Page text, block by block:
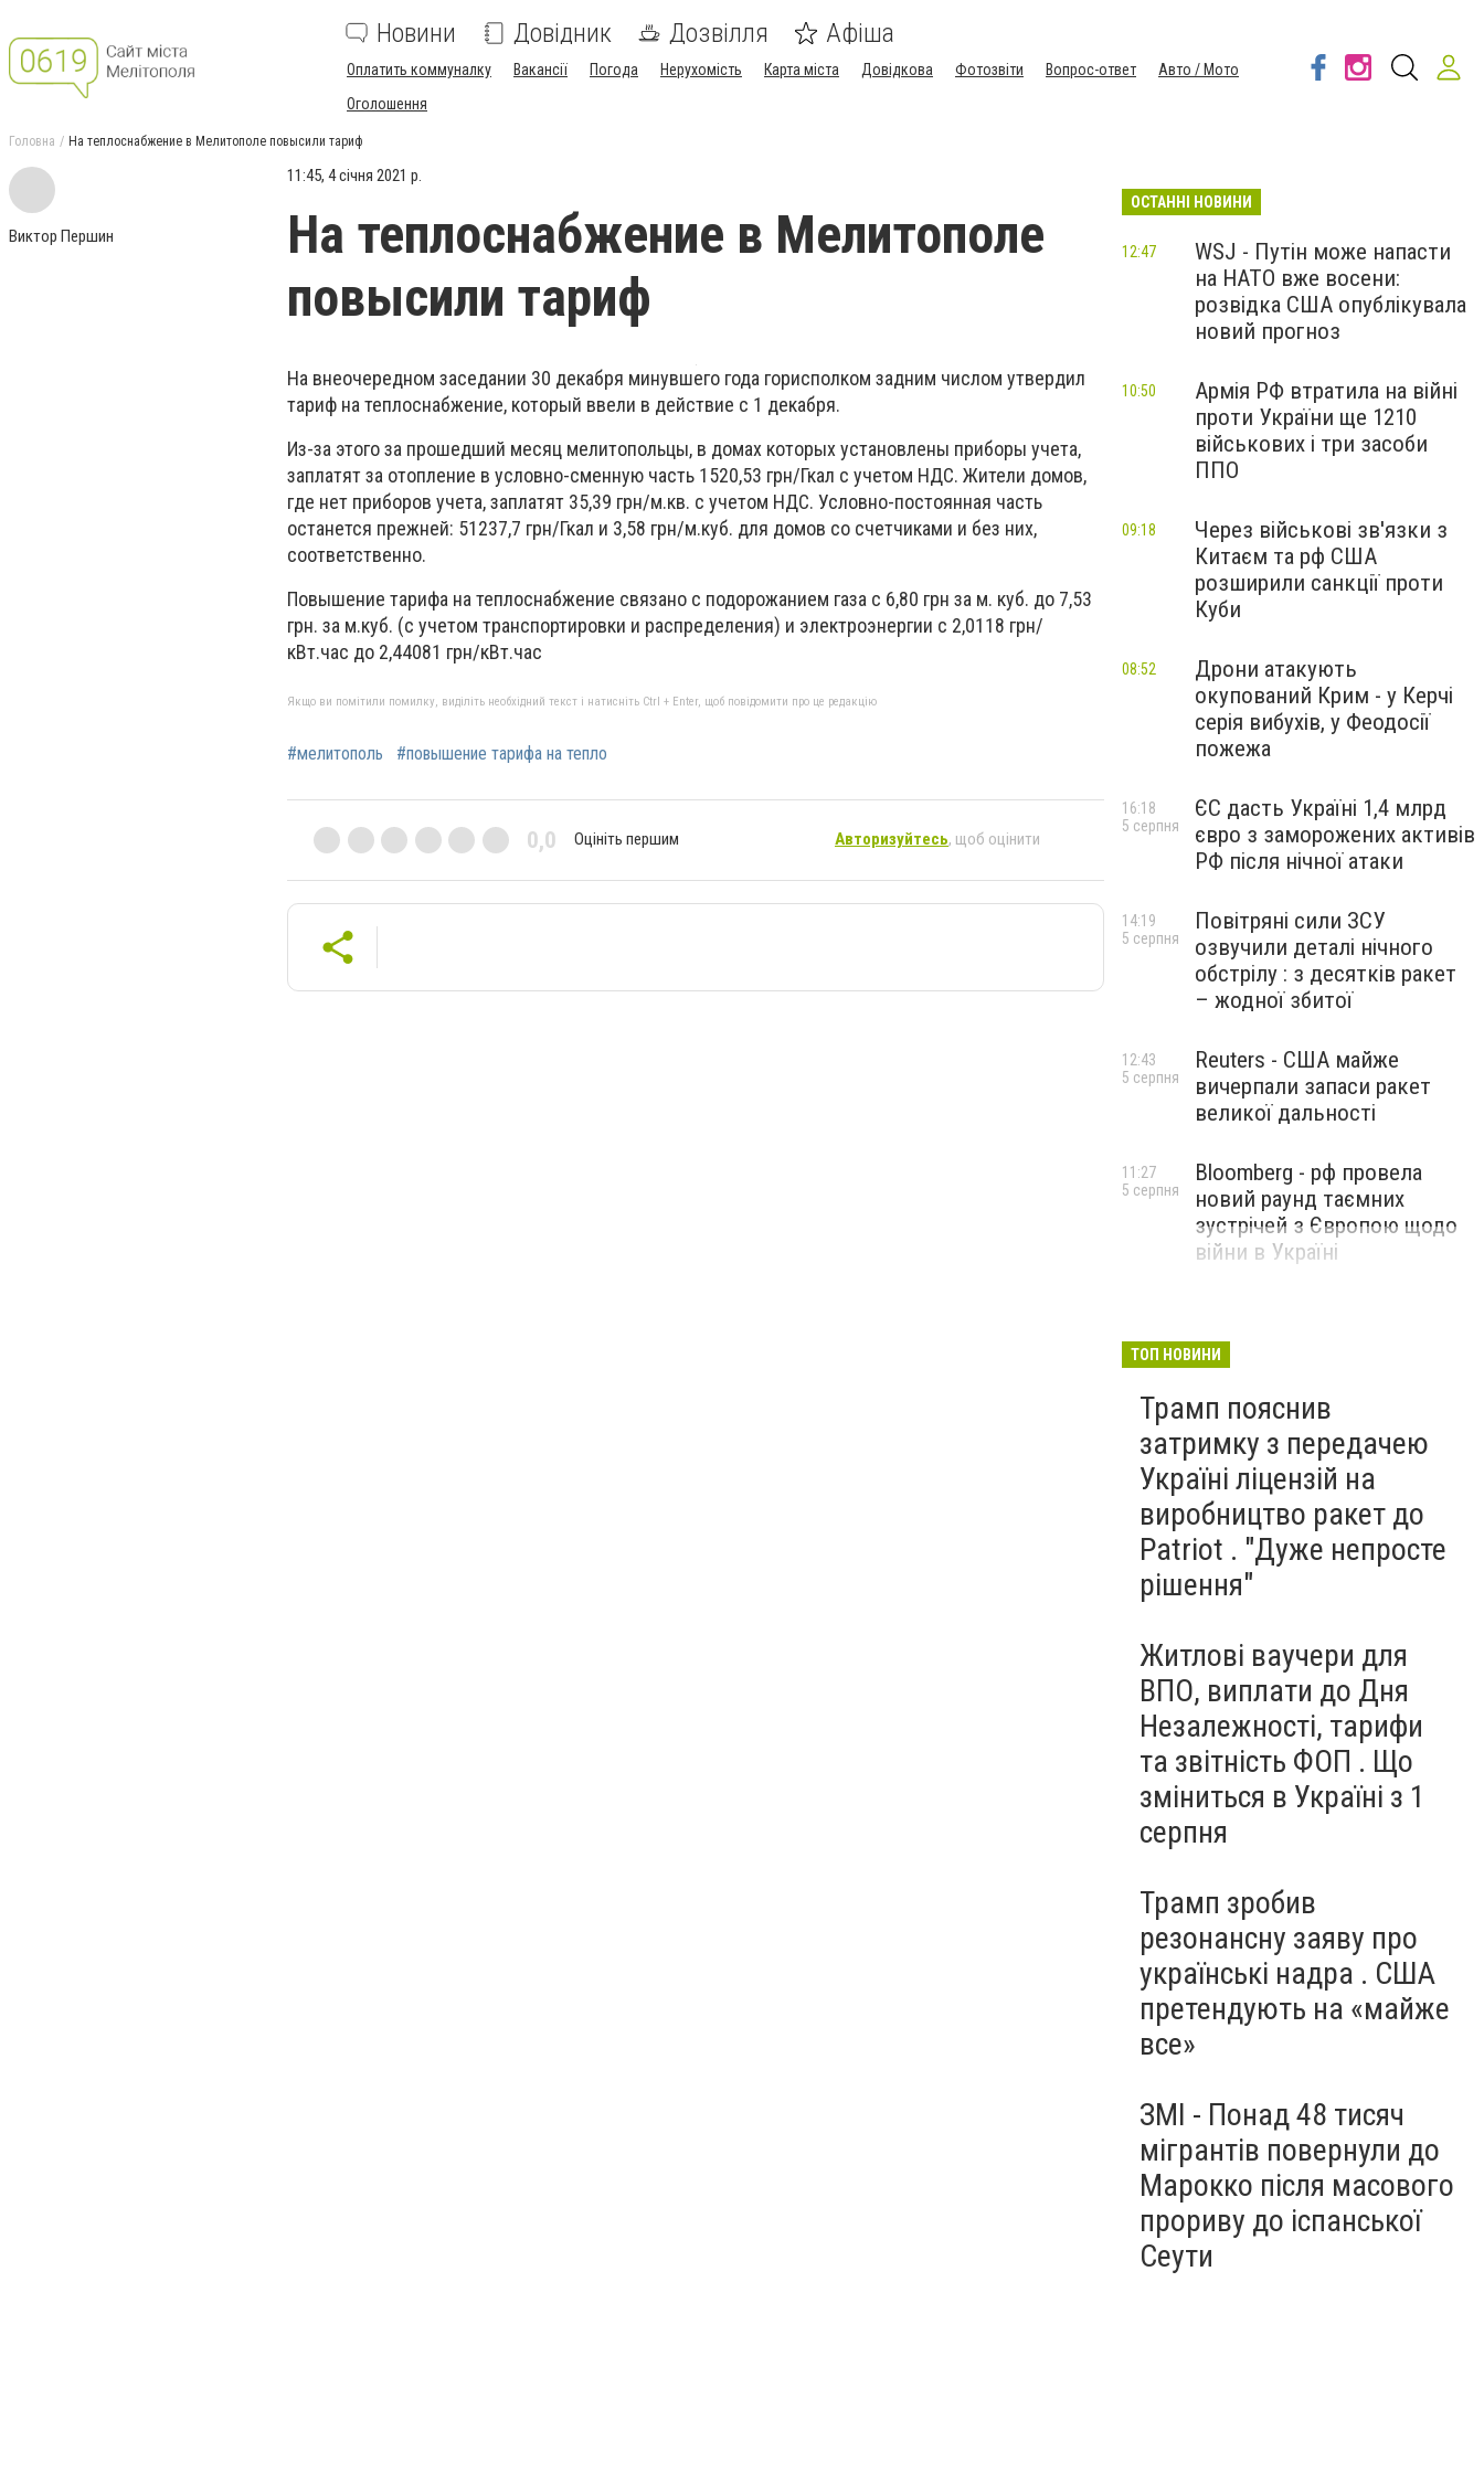
Новини Довідник Дозвілля Афіша
Оплатить коммуналку Вакансії Погода Нерухомість Карта міста Довідкова Фотозвіти Вопрос-ответ
Авто / Мото
Оголошення
Головна На теплоснабжение в Мелитополе повысили тариф
Виктор Першин
11:45, 4 січня 2021 р.
На теплоснабжение в Мелитополе
повысили тариф
На внеочередном заседании 30 декабря минувшего года горисполком задним числом утвердил
тариф на теплоснабжение, который ввели в действие с 1 декабря.
Из-за этого за прошедший месяц мелитопольцы, в домах которых установлены приборы учета,
заплатят за отопление в условно-сменную часть 1520,53 грн/Гкал с учетом НДС. Жители домов,
где нет приборов учета, заплатят 35,39 грн/м.кв. с учетом НДС. Условно-постоянная часть
останется прежней: 51237,7 грн/Гкал и 3,58 грн/м.куб. для домов со счетчиками и без них,
соответственно.
Повышение тарифа на теплоснабжение связано с подорожанием газа с 6,80 грн за м. куб. до 7,53
грн. за м.куб. (с учетом транспортировки и распределения) и электроэнергии с 2,0118 грн/
кВт.час до 2,44081 грн/кВт.час
Якщо ви помітили помилку, виділіть необхідний текст і натисніть Ctrl + Enter, щоб повідомити про це редакцію
#мелитополь #повышение тарифа на тепло
0,0 Оцініть першим Авторизуйтесь, щоб оцінити
ОСТАННІ НОВИНИ
WSJ - Путін може напасти
на НАТО вже восени:
розвідка США опублікувала
новий прогноз
12:47
Армія РФ втратила на війні
проти України ще 1210
військових і три засоби
ППО
10:50
Через військові зв'язки з
Китаєм та рф США
розширили санкції проти
Куби
09:18
Дрони атакують
окупований Крим - у Керчі
серія вибухів, у Феодосії
пожежа
08:52
ЄС дасть Україні 1,4 млрд
євро з заморожених активів
РФ після нічної атаки
16:18
5 серпня
Повітряні сили ЗСУ
озвучили деталі нічного
обстрілу : з десятків ракет
– жодної збитої
14:19
5 серпня
Reuters - США майже
вичерпали запаси ракет
великої дальності
12:43
5 серпня
Bloomberg - рф провела
новий раунд таємних
зустрічей з Європою щодо
війни в Україні
11:27
5 серпня
ТОП НОВИНИ
Трамп пояснив
затримку з передачею
Україні ліцензій на
виробництво ракет до
Patriot . "Дуже непросте
рішення"
Житлові ваучери для
ВПО, виплати до Дня
Незалежності, тарифи
та звітність ФОП . Що
зміниться в Україні з 1
серпня
Трамп зробив
резонансну заяву про
українські надра . США
претендують на «майже
все»
ЗМІ - Понад 48 тисяч
мігрантів повернули до
Марокко після масового
прориву до іспанської
Сеути